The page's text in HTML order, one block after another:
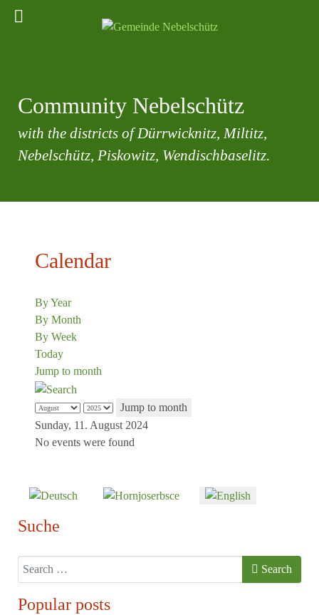
Community Nebelschütz
with the districts of Dürrwicknitz, Miltitz,
Nebelschütz, Piskowitz, Wendischbaselitz.
Calendar
By Year
By Month
By Week
Today
Jump to month
Jump to month
Sunday, 11. August 2024
No events were found
Select your language
Suche
Search Search
Popular posts